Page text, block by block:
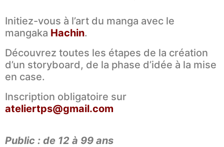
Initiez-vous à l’art du manga avec le
mangaka Hachin.
Découvrez toutes les étapes de la création
d’un storyboard, de la phase d’idée à la mise
en case.
Inscription obligatoire sur
ateliertps@gmail.com
Public : de 12 à 99 ans